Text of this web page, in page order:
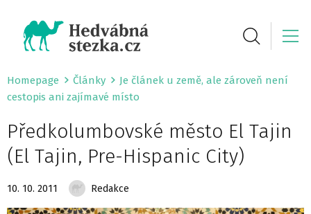
Homepage Články
Je článek u země, ale zároveň není
cestopis ani zajímavé místo
Předkolumbovské město El Tajin
(El Tajin, Pre-Hispanic City)
10. 10. 2011 Redakce